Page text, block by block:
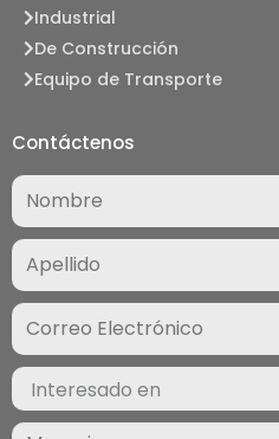
Industrial
De Construcción
Equipo de Transporte
Contáctenos
Nombre
(Required)
Correo
Electrónico
(Required)
Interesado
en
(Required)
Mensaje